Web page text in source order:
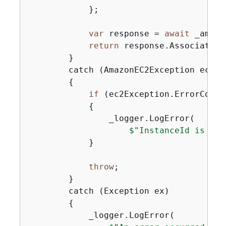
            };
var response = await
return
        }
catch (AmazonEC2Exception
{
if
{
                _logger.LogError(
$"InstanceId is
            }
throw;
        }
        catch (Exception ex)
{
            _logger.LogError(